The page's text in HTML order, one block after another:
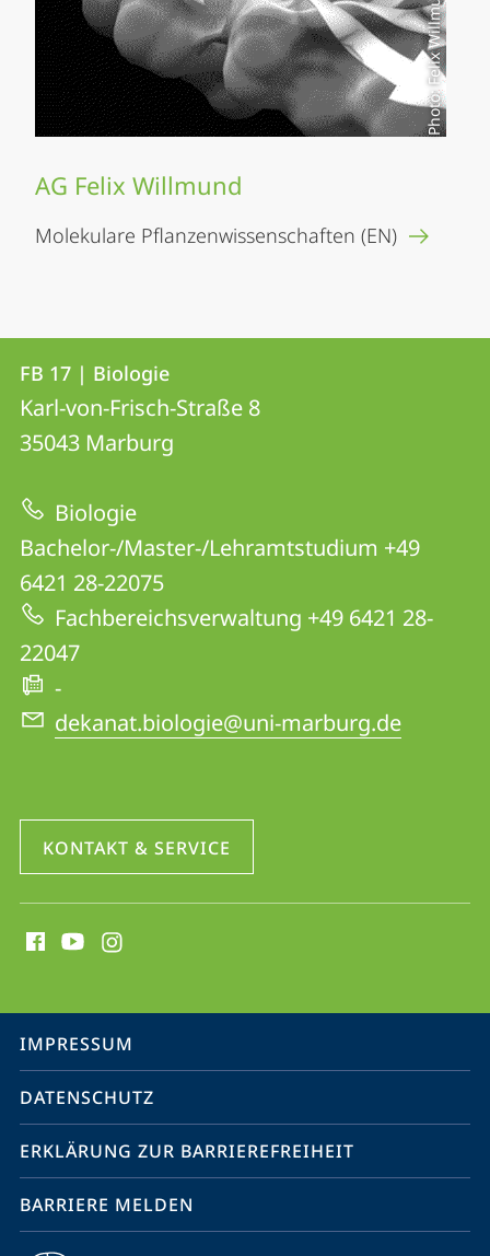
Photo: Felix Willmund
AG Felix Willmund
Molekulare Pflanzenwissenschaften (EN)
Kontakt
und
Informationen
zur
Website
Kontaktinformationen
FB
17
Biologie
FB 17 | Biologie
Karl-von-Frisch-Straße 8
35043 Marburg
Biologie
Bachelor-/Master-/Lehramtstudium +49
6421 28-22075
Fachbereichsverwaltung +49 6421 28-
22047
-
dekanat.biologie@uni-marburg.de
KONTAKT & SERVICE
Media
Service-
Navigation
IMPRESSUM
DATENSCHUTZ
ERKLÄRUNG ZUR BARRIEREFREIHEIT
BARRIERE MELDEN